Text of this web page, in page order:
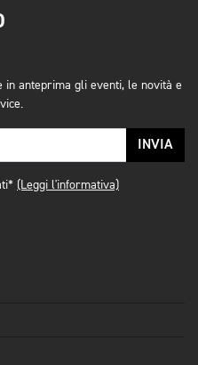
anteprima gli eventi, le novità e
INVIA
(Leggi l'informativa)